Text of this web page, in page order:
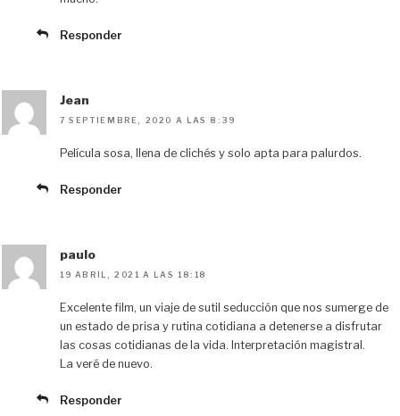
Responder
Jean
7 SEPTIEMBRE, 2020 A LAS 8:39
Película sosa, llena de clichés y solo apta para palurdos.
Responder
paulo
19 ABRIL, 2021 A LAS 18:18
Excelente film, un viaje de sutil seducción que nos sumerge de
un estado de prisa y rutina cotidiana a detenerse a disfrutar
las cosas cotidianas de la vida. Interpretación magistral.
La veré de nuevo.
Responder